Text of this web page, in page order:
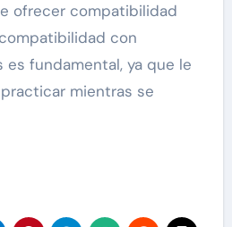
ofrecer compatibilidad
con
fundamental, ya que le
mientras se